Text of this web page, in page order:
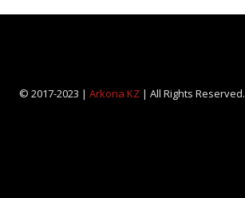
© 2017-2023 | Arkona KZ| All Rights Reserved.